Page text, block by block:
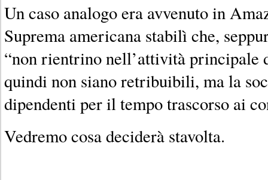
Un caso analogo era avvenuto in
Suprema americana stabilì che,
“non rientrino nell’attività principale
quindi non siano retribuibili, ma la
dipendenti per il tempo trascorso ai
Vedremo cosa deciderà stavolta.